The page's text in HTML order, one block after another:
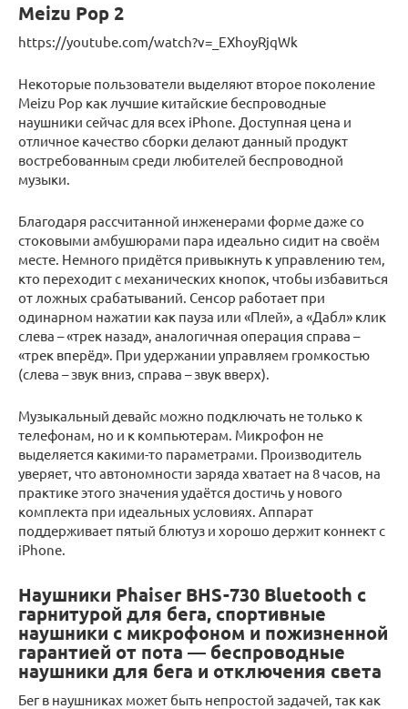
Meizu Pop 2
https://youtube.com/watch?v=_EXhoyRjqWk
Некоторые пользователи выделяют второе поколение
Meizu Pop как лучшие китайские беспроводные
наушники сейчас для всех iPhone. Доступная цена и
отличное качество сборки делают данный продукт
востребованным среди любителей беспроводной
музыки.
Благодаря рассчитанной инженерами форме даже со
стоковыми амбушюрами пара идеально сидит на своём
месте. Немного придётся привыкнуть к управлению тем,
кто переходит с механических кнопок, чтобы избавиться
от ложных срабатываний. Сенсор работает при
одинарном нажатии как пауза или «Плей», а «Дабл» клик
слева – «трек назад», аналогичная операция справа –
«трек вперёд». При удержании управляем громкостью
(слева – звук вниз, справа – звук вверх).
Музыкальный девайс можно подключать не только к
телефонам, но и к компьютерам. Микрофон не
выделяется какими-то параметрами. Производитель
уверяет, что автономности заряда хватает на 8 часов, на
практике этого значения удаётся достичь у нового
комплекта при идеальных условиях. Аппарат
поддерживает пятый блютуз и хорошо держит коннект с
iPhone.
Наушники Phaiser BHS-730 Bluetooth с
гарнитурой для бега, спортивные
наушники с микрофоном и пожизненной
гарантией от пота — беспроводные
наушники для бега и отключения света
Бег в наушниках может быть непростой задачей, так как